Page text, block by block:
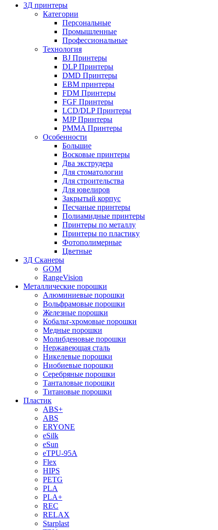
3Д принтеры
Категории
Персональные
Промышленные
Профессиональные
Технология
BJ Принтеры
DLP Принтеры
DMD Принтеры
EBM принтеры
FDM Принтеры
FGF Принтеры
LCD/DLP Принтеры
MJP Принтеры
PMMA Принтеры
Особенности
Большие
Восковые принтеры
Два экструдера
Для стоматологии
Для строительства
Для ювелиров
Закрытый корпус
Песчаные принтеры
Полиамидные принтеры
Принтеры по металлу
Принтеры по пластику
Фотополимерные
Цветные
3Д Сканеры
GOM
RangeVision
Металлические порошки
Алюминиевые порошки
Вольфрамовые порошки
Железные порошки
Кобальт-хромовые порошки
Медные порошки
Молибденовые порошки
Нержавеющая сталь
Никелевые порошки
Ниобиевые порошки
Серебряные порошки
Танталовые порошки
Титановые порошки
Пластик
ABS+
ABS
ERYONE
eSilk
eSun
eTPU-95A
Flex
HIPS
PETG
PLA
PLA+
REC
RELAX
Starplast